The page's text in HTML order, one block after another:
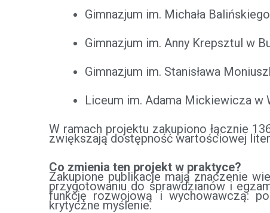
Gimnazjum im. Michała
Gimnazjum im. Anny Krepsztul w
Gimnazjum im. Stanisława
Liceum im. Adama Mickiewicza w
W ramach projektu zakupiono łącznie
zwiększają dostępność wartościowej
Co zmienia ten projekt w praktyce?
Zakupione publikacje mają znaczenie
przygotowaniu do sprawdzianów i
funkcję rozwojową i wychowawczą:
krytyczne myślenie.